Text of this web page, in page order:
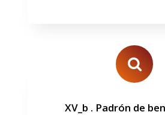
XV_b . Padrón de